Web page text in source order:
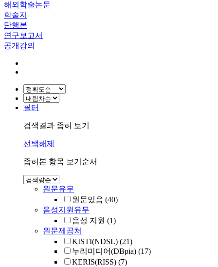
해외학술논문
학술지
단행본
연구보고서
공개강의
필터
검색결과 좁혀 보기
선택해제
좁혀본 항목 보기순서
원문유무
원문있음 (40)
음성지원유무
음성 지원 (1)
원문제공처
KISTI(NDSL) (21)
누리미디어(DBpia) (17)
KERIS(RISS) (7)